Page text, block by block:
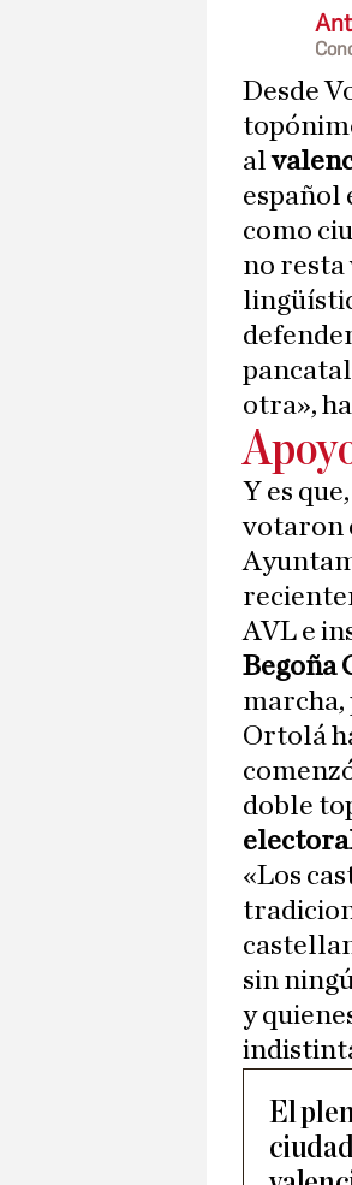
Desde
al
español
como
no resta
otra»,
Y es
votaron
AVL e
Begoña
marcha,
Ortolá
doble
«Los
sin
y
El